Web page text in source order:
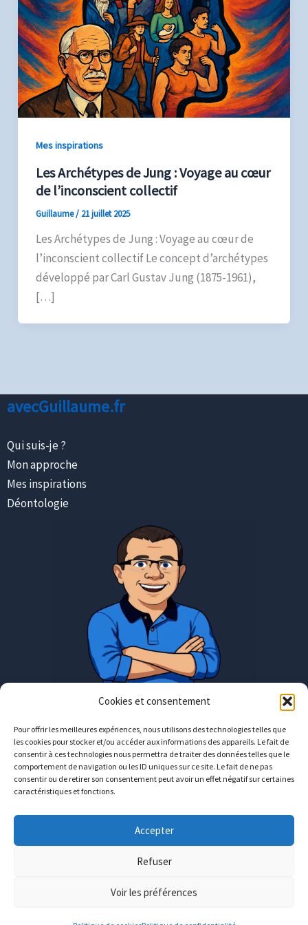
Cookies et consentement
Pour offrir les meilleures expériences, nous utilisons des technologies telles que
les cookies pour stocker et/ou accéder aux informations des appareils. Le fait de
consentir à ces technologies nous permettra de traiter des données telles que le
comportement de navigation ou les ID uniques sur ce site. Le fait de ne pas
consentir ou de retirer son consentement peut avoir un effet négatif sur certaines
caractéristiques et fonctions.
Accepter
Refuser
Voir les préférences
Mes inspirations
Les Archétypes de Jung : Voyage au cœur
de l’inconscient collectif
Guillaume/ 21 juillet 2025
Les Archétypes de Jung : Voyage au cœur de
l’inconscient collectif Le concept d’archétypes
développé par Carl Gustav Jung (1875-1961),
[…]
avecGuillaume.fr
Qui suis-je ?
Mon approche
Mes inspirations
Déontologie
Rendez-vous en présentiel uniquement
contact@avecguillaume.fr
02
Copyright © 2026 avecGuillaume.fr